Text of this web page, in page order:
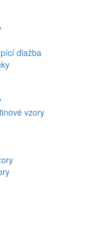
dlažba
vzory